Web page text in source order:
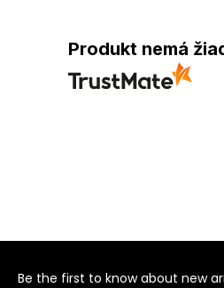
Produkt nemá
Be the first to know about new